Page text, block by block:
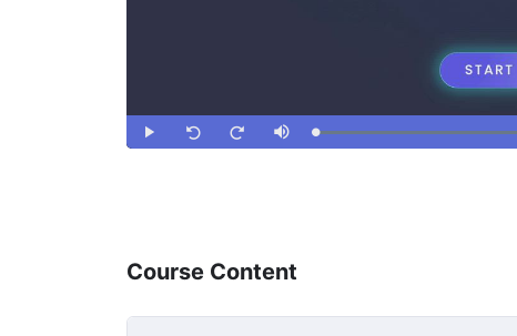
Course Content